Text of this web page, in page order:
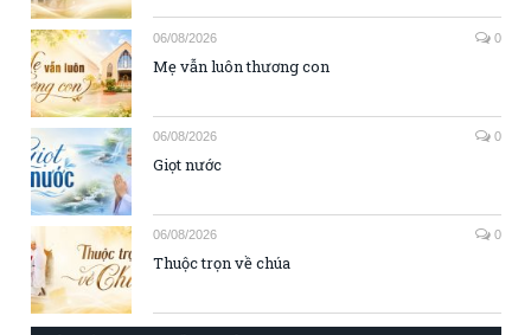
06/08/2026 0
Mẹ vẫn luôn thương con
06/08/2026 0
Giọt nước
06/08/2026 0
Thuộc trọn về chúa